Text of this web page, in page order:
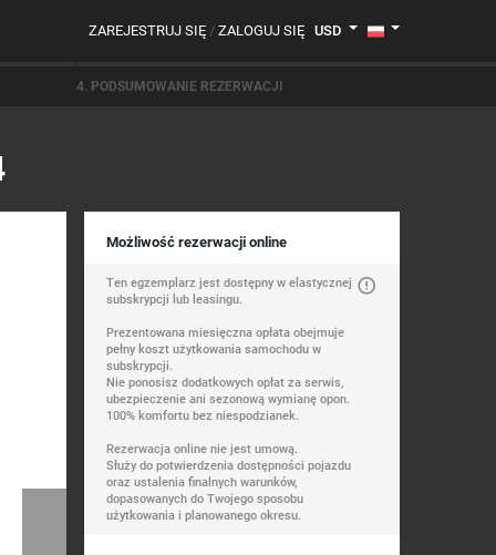
ZAREJESTRUJ SIĘ / ZALOGUJ SIĘ USD
4. PODSUMOWANIE REZERWACJI
Możliwość rezerwacji online
Ten egzemplarz jest dostępny w elastycznej
subskrypcji lub leasingu.
Prezentowana miesięczna opłata obejmuje
pełny koszt użytkowania samochodu w
subskrypcji.
Nie ponosisz dodatkowych opłat za serwis,
ubezpieczenie ani sezonową wymianę opon.
100% komfortu bez niespodzianek.
Rezerwacja online nie jest umową.
Służy do potwierdzenia dostępności pojazdu
oraz ustalenia finalnych warunków,
dopasowanych do Twojego sposobu
użytkowania i planowanego okresu.